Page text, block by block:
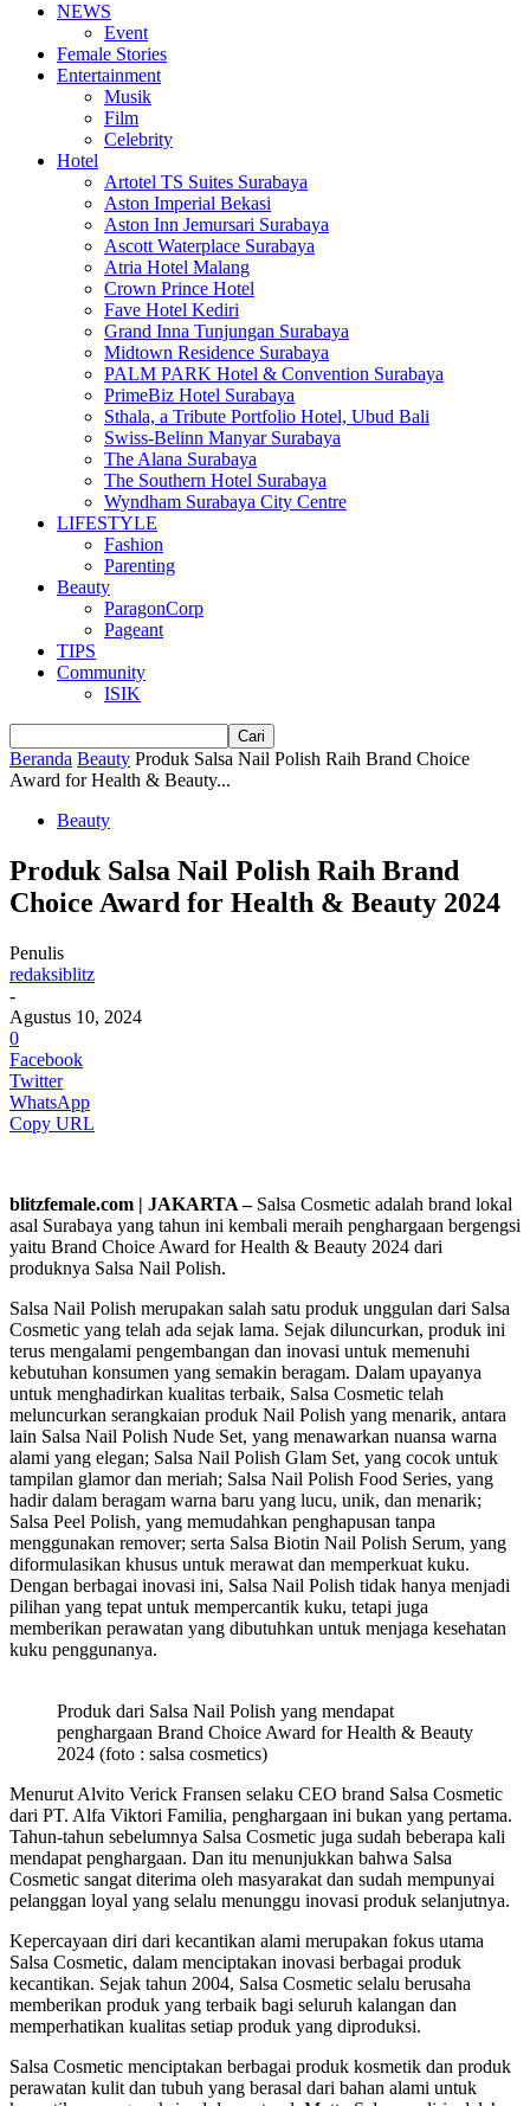
NEWS
Event
Female Stories
Entertainment
Musik
Film
Celebrity
Hotel
Artotel TS Suites Surabaya
Aston Imperial Bekasi
Aston Inn Jemursari Surabaya
Ascott Waterplace Surabaya
Atria Hotel Malang
Crown Prince Hotel
Fave Hotel Kediri
Grand Inna Tunjungan Surabaya
Midtown Residence Surabaya
PALM PARK Hotel & Convention Surabaya
PrimeBiz Hotel Surabaya
Sthala, a Tribute Portfolio Hotel, Ubud Bali
Swiss-Belinn Manyar Surabaya
The Alana Surabaya
The Southern Hotel Surabaya
Wyndham Surabaya City Centre
LIFESTYLE
Fashion
Parenting
Beauty
ParagonCorp
Pageant
TIPS
Community
ISIK
Beranda Beauty Produk Salsa Nail Polish Raih Brand Choice
Award for Health & Beauty...
Beauty
Produk Salsa Nail Polish Raih Brand
Choice Award for Health & Beauty 2024
Penulis
redaksiblitz
-
Agustus 10, 2024
0
Facebook
Twitter
WhatsApp
Copy URL
blitzfemale.com | JAKARTA – Salsa Cosmetic adalah brand lokal
asal Surabaya yang tahun ini kembali meraih penghargaan bergengsi
yaitu Brand Choice Award for Health & Beauty 2024 dari
produknya Salsa Nail Polish.
Salsa Nail Polish merupakan salah satu produk unggulan dari Salsa
Cosmetic yang telah ada sejak lama. Sejak diluncurkan, produk ini
terus mengalami pengembangan dan inovasi untuk memenuhi
kebutuhan konsumen yang semakin beragam. Dalam upayanya
untuk menghadirkan kualitas terbaik, Salsa Cosmetic telah
meluncurkan serangkaian produk Nail Polish yang menarik, antara
lain Salsa Nail Polish Nude Set, yang menawarkan nuansa warna
alami yang elegan; Salsa Nail Polish Glam Set, yang cocok untuk
tampilan glamor dan meriah; Salsa Nail Polish Food Series, yang
hadir dalam beragam warna baru yang lucu, unik, dan menarik;
Salsa Peel Polish, yang memudahkan penghapusan tanpa
menggunakan remover; serta Salsa Biotin Nail Polish Serum, yang
diformulasikan khusus untuk merawat dan memperkuat kuku.
Dengan berbagai inovasi ini, Salsa Nail Polish tidak hanya menjadi
pilihan yang tepat untuk mempercantik kuku, tetapi juga
memberikan perawatan yang dibutuhkan untuk menjaga kesehatan
kuku penggunanya.
Produk dari Salsa Nail Polish yang mendapat
penghargaan Brand Choice Award for Health & Beauty
2024 (foto : salsa cosmetics)
Menurut Alvito Verick Fransen selaku CEO brand Salsa Cosmetic
dari PT. Alfa Viktori Familia, penghargaan ini bukan yang pertama.
Tahun-tahun sebelumnya Salsa Cosmetic juga sudah beberapa kali
mendapat penghargaan. Dan itu menunjukkan bahwa Salsa
Cosmetic sangat diterima oleh masyarakat dan sudah mempunyai
pelanggan loyal yang selalu menunggu inovasi produk selanjutnya.
Kepercayaan diri dari kecantikan alami merupakan fokus utama
Salsa Cosmetic, dalam menciptakan inovasi berbagai produk
kecantikan. Sejak tahun 2004, Salsa Cosmetic selalu berusaha
memberikan produk yang terbaik bagi seluruh kalangan dan
memperhatikan kualitas setiap produk yang diproduksi.
Salsa Cosmetic menciptakan berbagai produk kosmetik dan produk
perawatan kulit dan tubuh yang berasal dari bahan alami untuk